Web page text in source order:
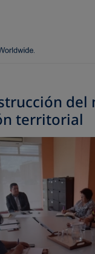
del
territorial